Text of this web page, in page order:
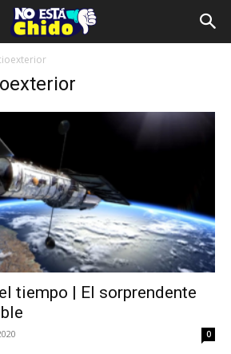
tiempo | El sorprendente
0